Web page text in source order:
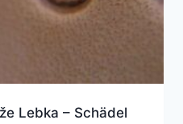
Lebka – Schädel